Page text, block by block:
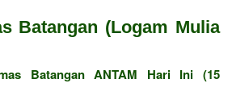
Batangan (Logam Mulia
Batangan ANTAM Hari Ini (15